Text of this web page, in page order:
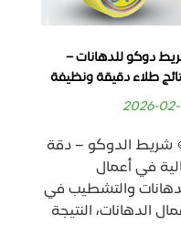
دوكو للدهانات –
طلاء دقيقة ونظيفة
2026-02-
شريط الدوكو – دقة
في أعمال
والتشطيب في
الدهانات، النتيجة